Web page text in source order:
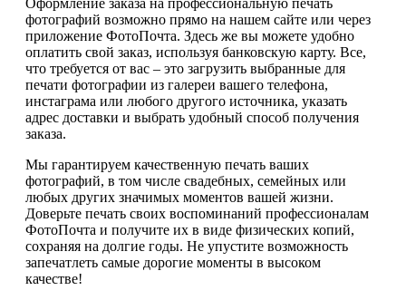
фотографий возможно прямо на нашем сайте или через
приложение ФотоПочта. Здесь же вы можете удобно
оплатить свой заказ, используя банковскую карту. Все,
что требуется от вас – это загрузить выбранные для
печати фотографии из галереи вашего телефона,
инстаграма или любого другого источника, указать
адрес доставки и выбрать удобный способ получения
заказа.
Мы гарантируем качественную печать ваших
фотографий, в том числе свадебных, семейных или
любых других значимых моментов вашей жизни.
Доверьте печать своих воспоминаний профессионалам
ФотоПочта и получите их в виде физических копий,
сохраняя на долгие годы. Не упустите возможность
запечатлеть самые дорогие моменты в высоком
качестве!